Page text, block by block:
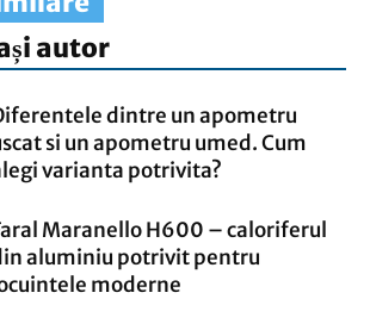
autor
dintre un apometru
si un apometru umed. Cum
varianta potrivita?
Maranello H600 – caloriferul
aluminiu potrivit pentru
moderne